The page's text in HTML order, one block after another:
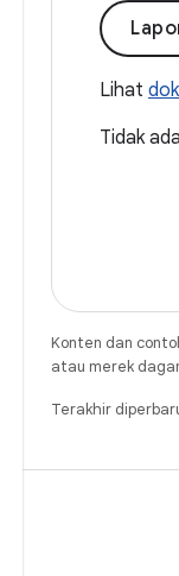
Lihat
Tidak
Konten dan
atau merek
Terakhir